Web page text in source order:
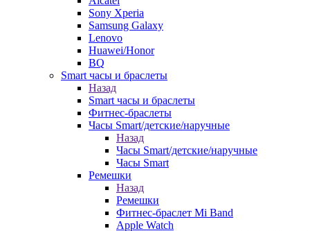
Sony Xperia
Samsung Galaxy
Lenovo
Huawei/Honor
BQ
Smart часы и браслеты
Назад
Smart часы и браслеты
Фитнес-браслеты
Часы Smart/детские/наручные
Назад
Часы Smart/детские/наручные
Часы Smart
Ремешки
Назад
Ремешки
Фитнес-браслет Mi Band
Apple Watch